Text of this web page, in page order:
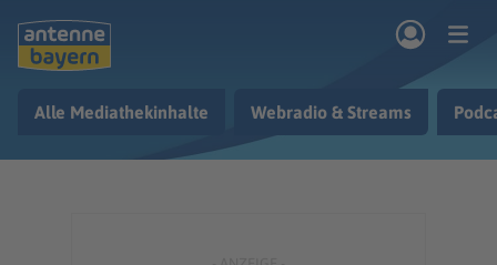
Kontakt
Alle Mediathekinhalte Webradio & Streams